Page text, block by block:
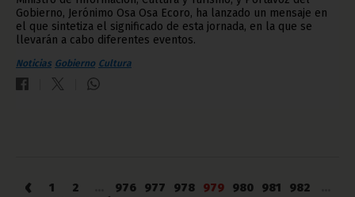
Gobierno, Jerónimo Osa Osa Ecoro, ha lanzado un mensaje en
el que sintetiza el significado de esta jornada, en la que se
llevarán a cabo diferentes eventos.
Noticias Gobierno Cultura
‹ 1 2 976 977 978 979 980 981 982